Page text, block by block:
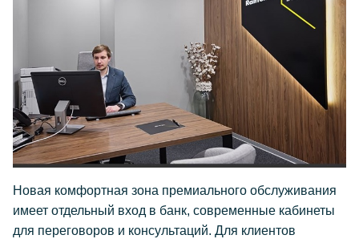
Новая комфортная зона премиального обслуживания
имеет отдельный вход в банк, современные кабинеты
для переговоров и консультаций. Для клиентов